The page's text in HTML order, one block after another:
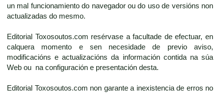
un mal funcionamiento do navegador ou do uso de versións non
actualizadas do mesmo.
Editorial Toxosoutos.com resérvase a facultade de efectuar, en
calquera momento e sen necesidade de previo aviso,
modificacións e actualizacións da información contida na súa
Web ou na configuración e presentación desta.
Editorial Toxosoutos.com non garante a inexistencia de erros no